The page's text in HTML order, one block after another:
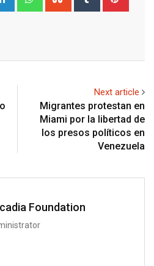
Next article
Migrantes protestan en
Miami por la libertad de
los presos políticos en
Venezuela
Foundation